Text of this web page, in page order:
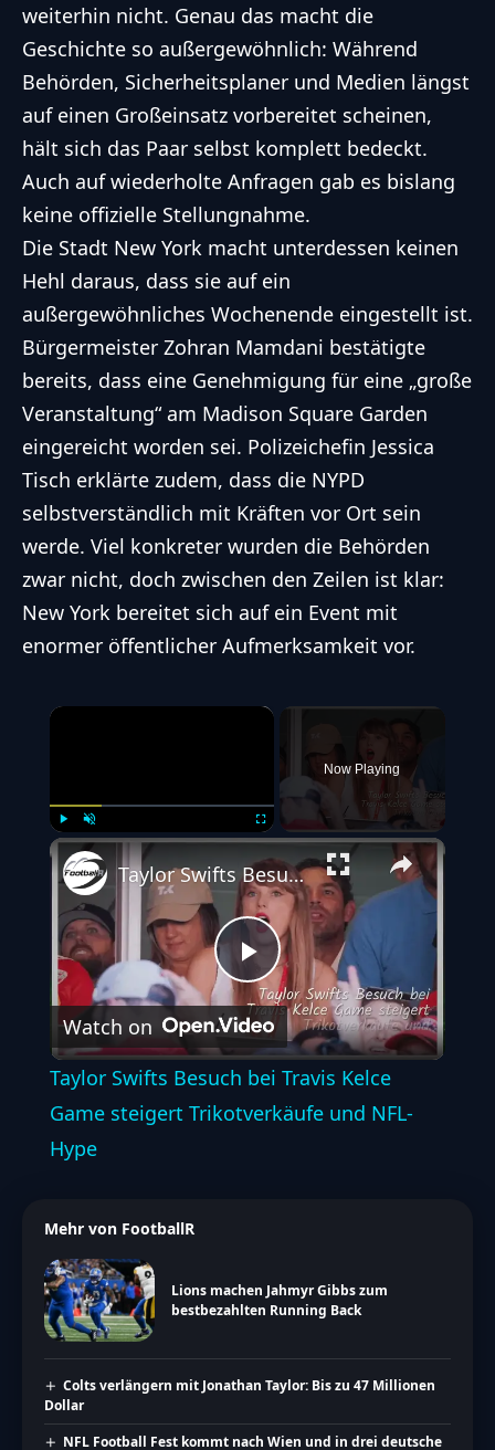
weiterhin nicht. Genau das macht die
Geschichte so außergewöhnlich: Während
Behörden, Sicherheitsplaner und Medien längst
auf einen Großeinsatz vorbereitet scheinen,
hält sich das Paar selbst komplett bedeckt.
Auch auf wiederholte Anfragen gab es bislang
keine offizielle Stellungnahme.
Die Stadt New York macht unterdessen keinen
Hehl daraus, dass sie auf ein
außergewöhnliches Wochenende eingestellt ist.
Bürgermeister Zohran Mamdani bestätigte
bereits, dass eine Genehmigung für eine „große
Veranstaltung“ am Madison Square Garden
eingereicht worden sei. Polizeichefin Jessica
Tisch erklärte zudem, dass die NYPD
selbstverständlich mit Kräften vor Ort sein
werde. Viel konkreter wurden die Behörden
zwar nicht, doch zwischen den Zeilen ist klar:
New York bereitet sich auf ein Event mit
enormer öffentlicher Aufmerksamkeit vor.
×
Play Unmute Fullscreen
Now Playing
Play
Video
Taylor Swifts Besuch bei Travis Kelce Game steigert Trikotverkäufe und NFL-Hype
Watch on
Taylor Swifts Besuch bei Travis Kelce
Game steigert Trikotverkäufe und NFL-
Hype
Mehr von FootballR
Lions machen Jahmyr Gibbs zum
bestbezahlten Running Back
Colts verlängern mit Jonathan Taylor: Bis zu 47 Millionen
Dollar
NFL Football Fest kommt nach Wien und in drei deutsche